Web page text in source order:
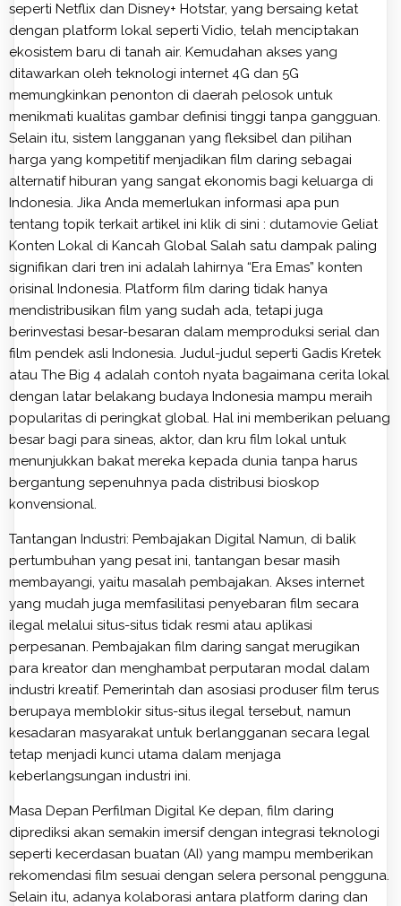
seperti Netflix dan Disney+ Hotstar, yang bersaing ketat
dengan platform lokal seperti Vidio, telah menciptakan
ekosistem baru di tanah air. Kemudahan akses yang
ditawarkan oleh teknologi internet 4G dan 5G
memungkinkan penonton di daerah pelosok untuk
menikmati kualitas gambar definisi tinggi tanpa gangguan.
Selain itu, sistem langganan yang fleksibel dan pilihan
harga yang kompetitif menjadikan film daring sebagai
alternatif hiburan yang sangat ekonomis bagi keluarga di
Indonesia. Jika Anda memerlukan informasi apa pun
tentang topik terkait artikel ini klik di sini : dutamovie Geliat
Konten Lokal di Kancah Global Salah satu dampak paling
signifikan dari tren ini adalah lahirnya “Era Emas” konten
orisinal Indonesia. Platform film daring tidak hanya
mendistribusikan film yang sudah ada, tetapi juga
berinvestasi besar-besaran dalam memproduksi serial dan
film pendek asli Indonesia. Judul-judul seperti Gadis Kretek
atau The Big 4 adalah contoh nyata bagaimana cerita lokal
dengan latar belakang budaya Indonesia mampu meraih
popularitas di peringkat global. Hal ini memberikan peluang
besar bagi para sineas, aktor, dan kru film lokal untuk
menunjukkan bakat mereka kepada dunia tanpa harus
bergantung sepenuhnya pada distribusi bioskop
konvensional.
Tantangan Industri: Pembajakan Digital Namun, di balik
pertumbuhan yang pesat ini, tantangan besar masih
membayangi, yaitu masalah pembajakan. Akses internet
yang mudah juga memfasilitasi penyebaran film secara
ilegal melalui situs-situs tidak resmi atau aplikasi
perpesanan. Pembajakan film daring sangat merugikan
para kreator dan menghambat perputaran modal dalam
industri kreatif. Pemerintah dan asosiasi produser film terus
berupaya memblokir situs-situs ilegal tersebut, namun
kesadaran masyarakat untuk berlangganan secara legal
tetap menjadi kunci utama dalam menjaga
keberlangsungan industri ini.
Masa Depan Perfilman Digital Ke depan, film daring
diprediksi akan semakin imersif dengan integrasi teknologi
seperti kecerdasan buatan (AI) yang mampu memberikan
rekomendasi film sesuai dengan selera personal pengguna.
Selain itu, adanya kolaborasi antara platform daring dan